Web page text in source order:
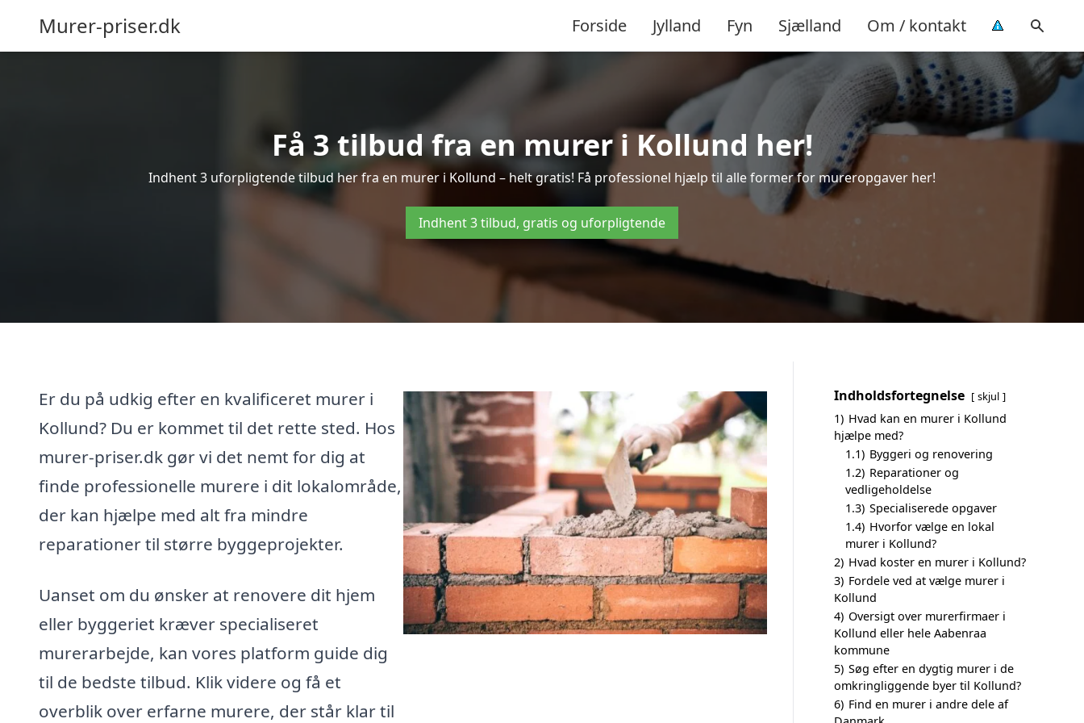
Murer-priser.dk Forside Jylland Fyn Sjælland Om / kontakt
Få 3 tilbud fra en murer i Kollund her!
Indhent 3 uforpligtende tilbud her fra en murer i Kollund – helt gratis! Få professionel hjælp til alle former for mureropgaver her!
Indhent 3 tilbud, gratis og uforpligtende
Er du på udkig efter en kvalificeret murer i
Kollund? Du er kommet til det rette sted. Hos
murer-priser.dk gør vi det nemt for dig at
finde professionelle murere i dit lokalområde,
der kan hjælpe med alt fra mindre
reparationer til større byggeprojekter.
Uanset om du ønsker at renovere dit hjem
eller byggeriet kræver specialiseret
murerarbejde, kan vores platform guide dig
til de bedste tilbud. Klik videre og få et
overblik over erfarne murere, der står klar til
Indholdsfortegnelse skjul
1) Hvad kan en murer i Kollund
hjælpe med?
1.1) Byggeri og renovering
1.2) Reparationer og
vedligeholdelse
1.3) Specialiserede opgaver
1.4) Hvorfor vælge en lokal
murer i Kollund?
2) Hvad koster en murer i Kollund?
3) Fordele ved at vælge murer i
Kollund
4) Oversigt over murerfirmaer i
Kollund eller hele Aabenraa
kommune
5) Søg efter en dygtig murer i de
omkringliggende byer til Kollund?
6) Find en murer i andre dele af